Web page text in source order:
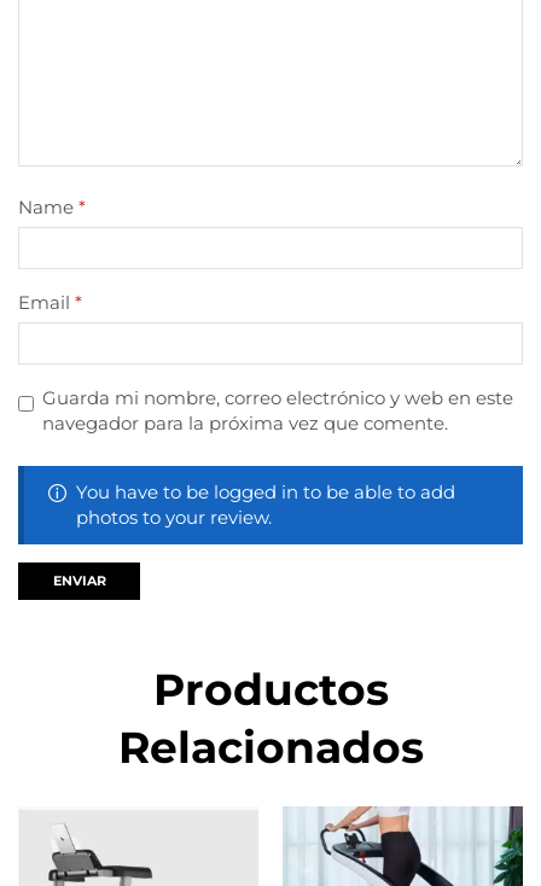
Name *
Email *
Guarda mi nombre, correo electrónico y web en este
navegador para la próxima vez que comente.
You have to be logged in to be able to add
photos to your review.
Productos
Relacionados